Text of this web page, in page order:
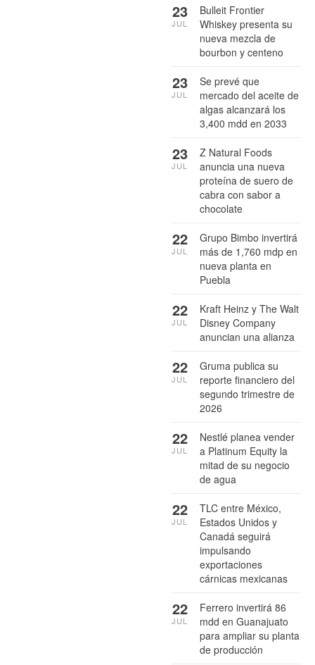
Bulleit Frontier
Whiskey presenta su
nueva mezcla de
bourbon y centeno
23
JUL
Se prevé que
mercado del aceite de
algas alcanzará los
3,400 mdd en 2033
23
JUL
Z Natural Foods
anuncia una nueva
proteína de suero de
cabra con sabor a
chocolate
23
JUL
Grupo Bimbo invertirá
más de 1,760 mdp en
nueva planta en
Puebla
22
JUL
Kraft Heinz y The Walt
Disney Company
anuncian una alianza
22
JUL
Gruma publica su
reporte financiero del
segundo trimestre de
2026
22
JUL
Nestlé planea vender
a Platinum Equity la
mitad de su negocio
de agua
22
JUL
TLC entre México,
Estados Unidos y
Canadá seguirá
impulsando
exportaciones
cárnicas mexicanas
22
JUL
Ferrero invertirá 86
mdd en Guanajuato
para ampliar su planta
de producción
22
JUL